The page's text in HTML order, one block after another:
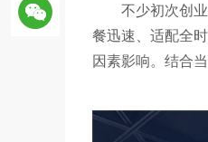
不少初次创
餐迅速、适配全
因素影响。结合